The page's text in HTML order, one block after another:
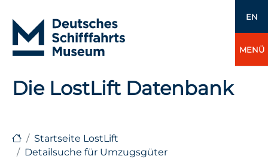
EN
MENÜ
Die LostLift Datenbank
Startseite LostLift
Detailsuche für Umzugsgüter